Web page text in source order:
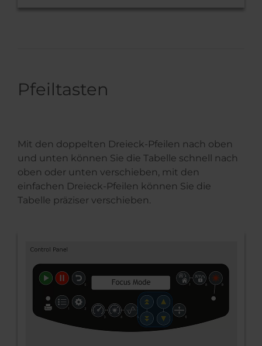
Pfeiltasten
Mit den doppelten Dreieck-Pfeilen nach oben
und unten können Sie die Tabelle schnell nach
oben oder unten verschieben, mit den
einfachen Dreieck-Pfeilen können Sie die
Tabelle präziser verschieben.